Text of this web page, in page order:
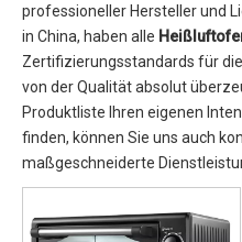
professioneller Hersteller und
in China, haben alle
Zertifizierungsstandards für
von der Qualität absolut
Produktliste Ihren eigenen
finden, können Sie uns auch
maßgeschneiderte